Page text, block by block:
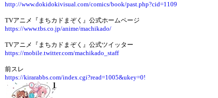
http://www.dokidokivisual.com/comics/book/past.php?cid=1109
TVアニメ『まちカドまぞく』公式ホームページ
https://www.tbs.co.jp/anime/machikado/
TVアニメ『まちカドまぞく』公式ツイッター
https://mobile.twitter.com/machikado_staff
前スレ
https://kirarabbs.com/index.cgi?read=1005&ukey=0!